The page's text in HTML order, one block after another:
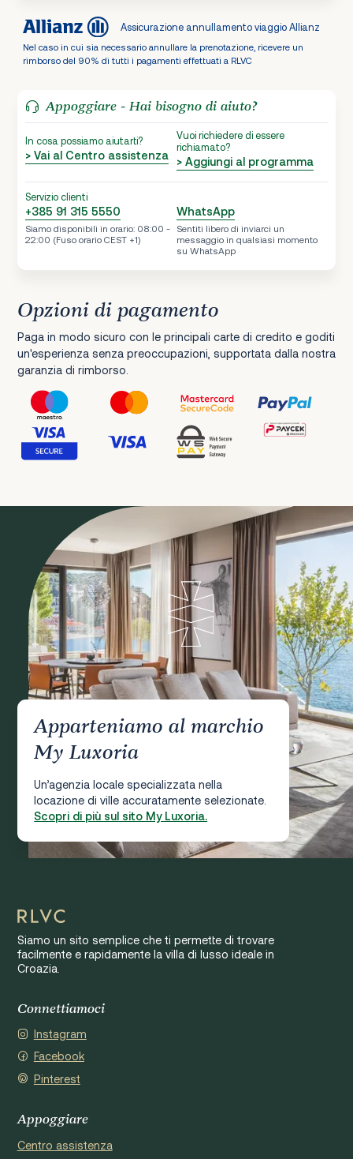
Assicurazione annullamento viaggio Allianz
Nel caso in cui sia necessario annullare la prenotazione, ricevere un
rimborso del 90% di tutti i pagamenti effettuati a RLVC
Appoggiare - Hai bisogno di aiuto?
In cosa possiamo aiutarti?
> Vai al Centro assistenza
Vuoi richiedere di essere
richiamato?
> Aggiungi al programma
Servizio clienti
+385 91 315 5550
Siamo disponibili in orario: 08:00 -
22:00 (Fuso orario CEST +1)
WhatsApp
Sentiti libero di inviarci un
messaggio in qualsiasi momento
su WhatsApp
Opzioni di pagamento
Paga in modo sicuro con le principali carte di credito e goditi
un'esperienza senza preoccupazioni, supportata dalla nostra
garanzia di rimborso.
Apparteniamo al marchio
My Luxoria
Un’agenzia locale specializzata nella
locazione di ville accuratamente selezionate.
Scopri di più sul sito My Luxoria.
Siamo un sito semplice che ti permette di trovare
facilmente e rapidamente la villa di lusso ideale in
Croazia.
Connettiamoci
Instagram
Facebook
Pinterest
Appoggiare
Centro assistenza